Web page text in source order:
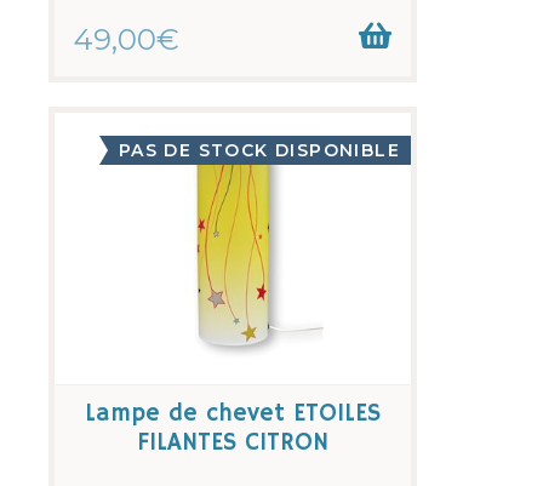
49,00€
Lampe de chevet ETOILES
FILANTES CITRON
PAS DE STOCK DISPONIBLE